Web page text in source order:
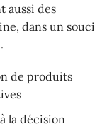
aussi des
dans un souci
de produits
la décision